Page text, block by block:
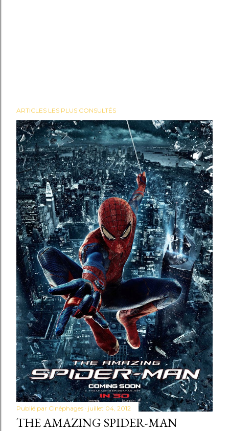
ARTICLES LES PLUS CONSULTÉS
Publié par Cinéphages juillet 04, 2012
THE AMAZING SPIDER-MAN